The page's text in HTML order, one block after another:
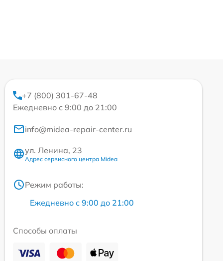
+7 (800) 301-67-48
Ежедневно с 9:00 до 21:00
info@midea-repair-center.ru
ул. Ленина, 23
Адрес сервисного центра Midea
Режим работы:
Ежедневно с 9:00 до 21:00
Способы оплаты